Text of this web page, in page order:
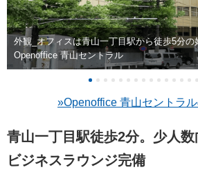
外観_オフィスは青山一丁目駅から徒歩5分
Openoffice 青山セントラル
»Openoffice 青山セントラ
青山一丁目駅徒歩2分。少人数
ビジネスラウンジ完備